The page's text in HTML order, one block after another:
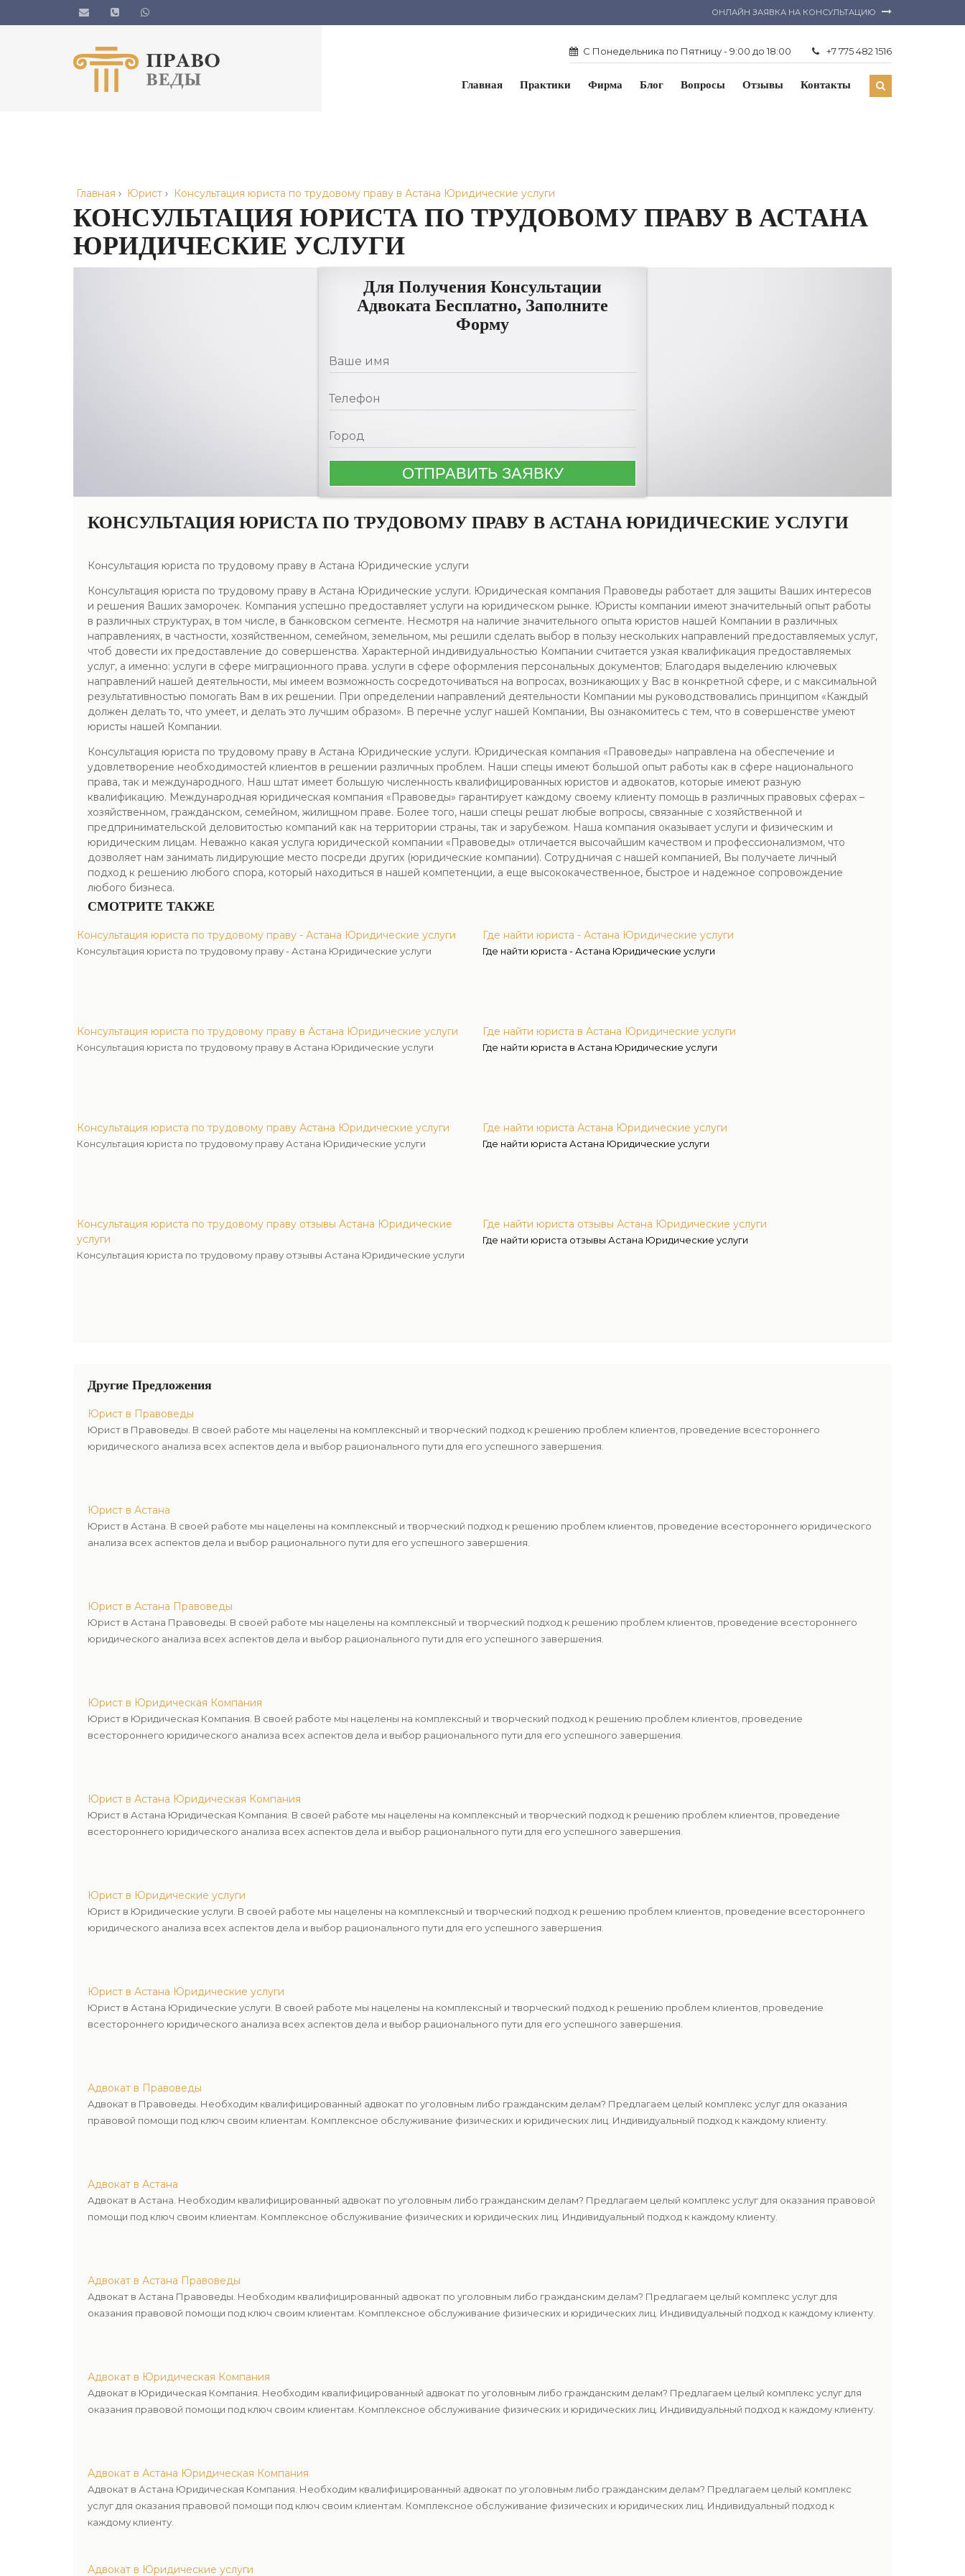
ОНЛАЙН ЗАЯВКА НА КОНСУЛЬТАЦИЮ
С Понедельника по Пятницу - 9:00 до 18:00 +7 775 482 1516
Главная Практики Фирма Блог Вопросы Отзывы Контакты
Главная › Юрист › Консультация юриста по трудовому праву в Астана Юридические услуги
КОНСУЛЬТАЦИЯ ЮРИСТА ПО ТРУДОВОМУ ПРАВУ В АСТАНА
ЮРИДИЧЕСКИЕ УСЛУГИ
Для Получения Консультации
Адвоката Бесплатно, Заполните
Форму
КОНСУЛЬТАЦИЯ ЮРИСТА ПО ТРУДОВОМУ ПРАВУ В АСТАНА ЮРИДИЧЕСКИЕ УСЛУГИ
Консультация юриста по трудовому праву в Астана Юридические услуги
Консультация юриста по трудовому праву в Астана Юридические услуги. Юридическая компания Правоведы работает для защиты Ваших интересов
и решения Ваших заморочек. Компания успешно предоставляет услуги на юридическом рынке. Юристы компании имеют значительный опыт работы
в различных структурах, в том числе, в банковском сегменте. Несмотря на наличие значительного опыта юристов нашей Компании в различных
направлениях, в частности, хозяйственном, семейном, земельном, мы решили сделать выбор в пользу нескольких направлений предоставляемых услуг,
чтоб довести их предоставление до совершенства. Характерной индивидуальностью Компании считается узкая квалификация предоставляемых
услуг, а именно: услуги в сфере миграционного права. услуги в сфере оформления персональных документов; Благодаря выделению ключевых
направлений нашей деятельности, мы имеем возможность сосредоточиваться на вопросах, возникающих у Вас в конкретной сфере, и с максимальной
результативностью помогать Вам в их решении. При определении направлений деятельности Компании мы руководствовались принципом «Каждый
должен делать то, что умеет, и делать это лучшим образом». В перечне услуг нашей Компании, Вы ознакомитесь с тем, что в совершенстве умеют
юристы нашей Компании.
Консультация юриста по трудовому праву в Астана Юридические услуги. Юридическая компания «Правоведы» направлена на обеспечение и
удовлетворение необходимостей клиентов в решении различных проблем. Наши спецы имеют большой опыт работы как в сфере национального
права, так и международного. Наш штат имеет большую численность квалифицированных юристов и адвокатов, которые имеют разную
квалификацию. Международная юридическая компания «Правоведы» гарантирует каждому своему клиенту помощь в различных правовых сферах –
хозяйственном, гражданском, семейном, жилищном праве. Более того, наши спецы решат любые вопросы, связанные с хозяйственной и
предпринимательской деловитостью компаний как на территории страны, так и зарубежом. Наша компания оказывает услуги и физическим и
юридическим лицам. Неважно какая услуга юридической компании «Правоведы» отличается высочайшим качеством и профессионализмом, что
дозволяет нам занимать лидирующие место посреди других (юридические компании). Сотрудничая с нашей компанией, Вы получаете личный
подход к решению любого спора, который находиться в нашей компетенции, а еще высококачественное, быстрое и надежное сопровождение
любого бизнеса.
СМОТРИТЕ ТАКЖЕ
Консультация юриста по трудовому праву - Астана Юридические услуги
Консультация юриста по трудовому праву - Астана Юридические услуги
Консультация юриста по трудовому праву в Астана Юридические услуги
Консультация юриста по трудовому праву в Астана Юридические услуги
Консультация юриста по трудовому праву Астана Юридические услуги
Консультация юриста по трудовому праву Астана Юридические услуги
Консультация юриста по трудовому праву отзывы Астана Юридические
услуги
Консультация юриста по трудовому праву отзывы Астана Юридические услуги
Где найти юриста - Астана Юридические услуги
Где найти юриста - Астана Юридические услуги
Где найти юриста в Астана Юридические услуги
Где найти юриста в Астана Юридические услуги
Где найти юриста Астана Юридические услуги
Где найти юриста Астана Юридические услуги
Где найти юриста отзывы Астана Юридические услуги
Где найти юриста отзывы Астана Юридические услуги
Другие Предложения
Юрист в Правоведы
Юрист в Правоведы. В своей работе мы нацелены на комплексный и творческий подход к решению проблем клиентов, проведение всестороннего
юридического анализа всех аспектов дела и выбор рационального пути для его успешного завершения.
Юрист в Астана
Юрист в Астана. В своей работе мы нацелены на комплексный и творческий подход к решению проблем клиентов, проведение всестороннего юридического
анализа всех аспектов дела и выбор рационального пути для его успешного завершения.
Юрист в Астана Правоведы
Юрист в Астана Правоведы. В своей работе мы нацелены на комплексный и творческий подход к решению проблем клиентов, проведение всестороннего
юридического анализа всех аспектов дела и выбор рационального пути для его успешного завершения.
Юрист в Юридическая Компания
Юрист в Юридическая Компания. В своей работе мы нацелены на комплексный и творческий подход к решению проблем клиентов, проведение
всестороннего юридического анализа всех аспектов дела и выбор рационального пути для его успешного завершения.
Юрист в Астана Юридическая Компания
Юрист в Астана Юридическая Компания. В своей работе мы нацелены на комплексный и творческий подход к решению проблем клиентов, проведение
всестороннего юридического анализа всех аспектов дела и выбор рационального пути для его успешного завершения.
Юрист в Юридические услуги
Юрист в Юридические услуги. В своей работе мы нацелены на комплексный и творческий подход к решению проблем клиентов, проведение всестороннего
юридического анализа всех аспектов дела и выбор рационального пути для его успешного завершения.
Юрист в Астана Юридические услуги
Юрист в Астана Юридические услуги. В своей работе мы нацелены на комплексный и творческий подход к решению проблем клиентов, проведение
всестороннего юридического анализа всех аспектов дела и выбор рационального пути для его успешного завершения.
Адвокат в Правоведы
Адвокат в Правоведы. Необходим квалифицированный адвокат по уголовным либо гражданским делам? Предлагаем целый комплекс услуг для оказания
правовой помощи под ключ своим клиентам. Комплексное обслуживание физических и юридических лиц. Индивидуальный подход к каждому клиенту.
Адвокат в Астана
Адвокат в Астана. Необходим квалифицированный адвокат по уголовным либо гражданским делам? Предлагаем целый комплекс услуг для оказания правовой
помощи под ключ своим клиентам. Комплексное обслуживание физических и юридических лиц. Индивидуальный подход к каждому клиенту.
Адвокат в Астана Правоведы
Адвокат в Астана Правоведы. Необходим квалифицированный адвокат по уголовным либо гражданским делам? Предлагаем целый комплекс услуг для
оказания правовой помощи под ключ своим клиентам. Комплексное обслуживание физических и юридических лиц. Индивидуальный подход к каждому клиенту.
Адвокат в Юридическая Компания
Адвокат в Юридическая Компания. Необходим квалифицированный адвокат по уголовным либо гражданским делам? Предлагаем целый комплекс услуг для
оказания правовой помощи под ключ своим клиентам. Комплексное обслуживание физических и юридических лиц. Индивидуальный подход к каждому клиенту.
Адвокат в Астана Юридическая Компания
Адвокат в Астана Юридическая Компания. Необходим квалифицированный адвокат по уголовным либо гражданским делам? Предлагаем целый комплекс
услуг для оказания правовой помощи под ключ своим клиентам. Комплексное обслуживание физических и юридических лиц. Индивидуальный подход к
каждому клиенту.
Адвокат в Юридические услуги